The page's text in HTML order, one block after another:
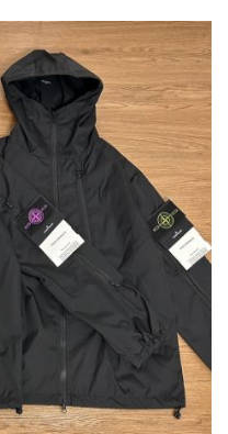
み取扱い。最高品質の再現度を
注文でお得な割引をご利用いただ
ー バッグ最新モデルが登場。